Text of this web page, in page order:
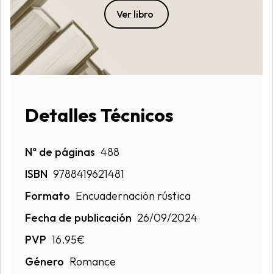
Ver libro
Detalles Técnicos
Nº de páginas 488
ISBN 9788419621481
Formato Encuadernación rústica
Fecha de publicación 26/09/2024
PVP 16.95€
Género Romance